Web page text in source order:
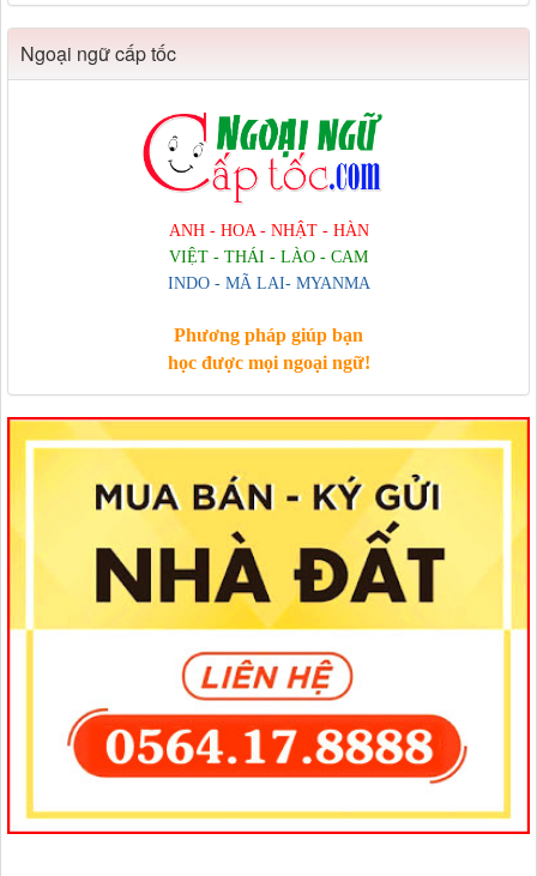
Ngoại ngữ cấp tốc
ANH - HOA - NHẬT - HÀN
VIỆT - THÁI - LÀO - CAM
INDO - MÃ LAI- MYANMA
Phương pháp giúp bạn
học được mọi ngoại ngữ!